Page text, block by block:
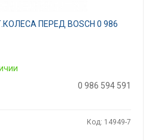
ПЕРЕД BOSCH 0 986
0 986 594 591
Код: 14949-7